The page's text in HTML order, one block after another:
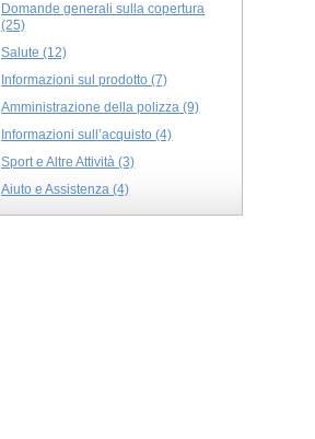
Domande generali sulla copertura
(25)
Salute (12)
Informazioni sul prodotto (7)
Amministrazione della polizza (9)
Informazioni sull’acquisto (4)
Sport e Altre Attività (3)
Aiuto e Assistenza (4)